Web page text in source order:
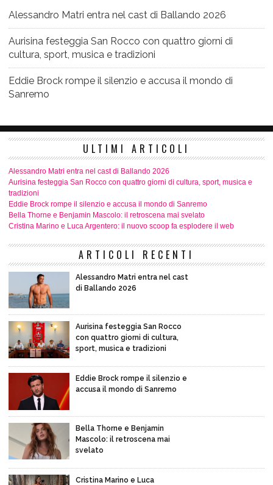
Alessandro Matri entra nel cast di Ballando 2026
Aurisina festeggia San Rocco con quattro giorni di
cultura, sport, musica e tradizioni
Eddie Brock rompe il silenzio e accusa il mondo di
Sanremo
ULTIMI ARTICOLI
Alessandro Matri entra nel cast di Ballando 2026
Aurisina festeggia San Rocco con quattro giorni di cultura, sport, musica e
tradizioni
Eddie Brock rompe il silenzio e accusa il mondo di Sanremo
Bella Thorne e Benjamin Mascolo: il retroscena mai svelato
Cristina Marino e Luca Argentero: il nuovo scoop fa esplodere il web
ARTICOLI RECENTI
Alessandro Matri entra nel cast
di Ballando 2026
Aurisina festeggia San Rocco
con quattro giorni di cultura,
sport, musica e tradizioni
Eddie Brock rompe il silenzio e
accusa il mondo di Sanremo
Bella Thorne e Benjamin
Mascolo: il retroscena mai
svelato
Cristina Marino e Luca